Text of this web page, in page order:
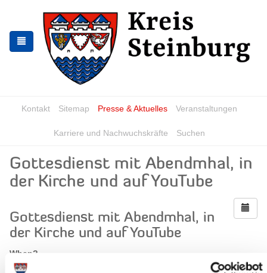
the
navigation
the
content
Kontakt Sitemap Presse & Aktuelles Veranstaltungen
Karriere und Nachwuchskräfte Suchen
Gottesdienst mit Abendmhal, in
der Kirche und auf YouTube
Gottesdienst mit Abendmhal, in
der Kirche und auf YouTube
When?
Sunday, 07.09.2025